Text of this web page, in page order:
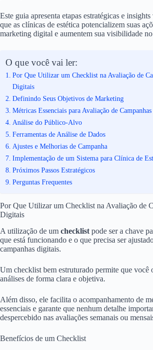
Este guia apresenta etapas estratégicas e
que as clínicas de estética potencializem suas
marketing digital e aumentem sua visibilidade
O que você vai ler:
Por Que Utilizar um Checklist na Avaliação de
Digitais
Definindo Seus Objetivos de Marketing
Métricas Essenciais para Avaliação de
Análise do Público-Alvo
Ferramentas de Análise de Dados
Ajustes e Melhorias de Campanha
Implementação de um Sistema para Clínica de
Próximos Passos Estratégicos
Perguntas Frequentes
Por Que Utilizar um Checklist na Avaliação de
Digitais
A utilização de um checklist pode ser a chave
que está funcionando e o que precisa ser
campanhas digitais.
Um checklist bem estruturado permite que você
análises de forma clara e objetiva.
Além disso, ele facilita o acompanhamento de
essenciais e garante que nenhum detalhe
despercebido nas avaliações semanais ou
Benefícios de um Checklist